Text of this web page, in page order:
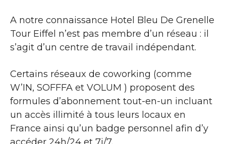
A notre connaissance Hotel Bleu De Grenelle
Tour Eiffel n’est pas membre d’un réseau : il
s’agit d’un centre de travail indépendant.
Certains réseaux de coworking (comme
W’IN, SOFFFA et VOLUM ) proposent des
formules d’abonnement tout-en-un incluant
un accès illimité à tous leurs locaux en
France ainsi qu’un badge personnel afin d’y